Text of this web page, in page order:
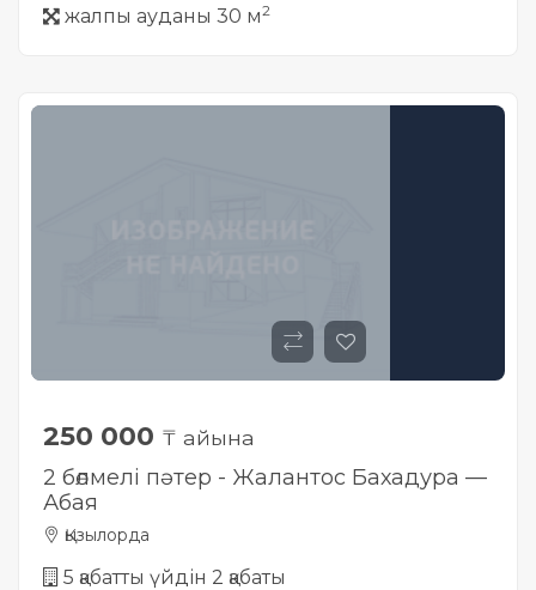
жалпы ауданы 30 м2
250 000 ₸ айына
2 бөлмелі пәтер - Жалантос Бахадура —
Абая
Қызылорда
5 қабатты үйдін 2 қабаты